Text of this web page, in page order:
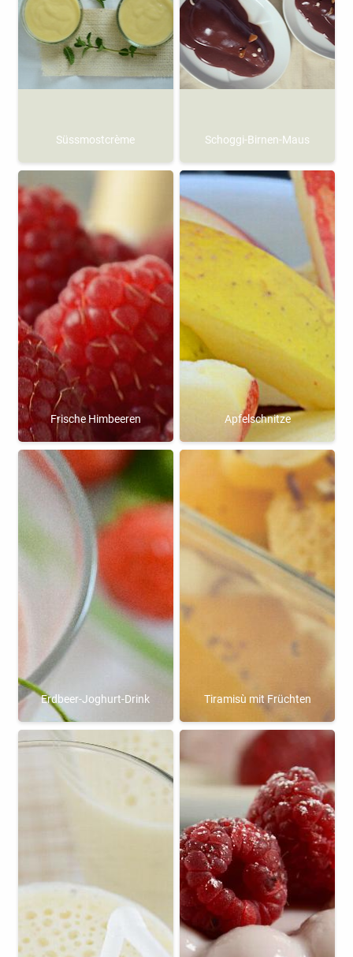
Süssmostcrème Schoggi-Birnen-Maus
Frische Himbeeren Apfelschnitze
Erdbeer-Joghurt-Drink Tiramisù mit Früchten